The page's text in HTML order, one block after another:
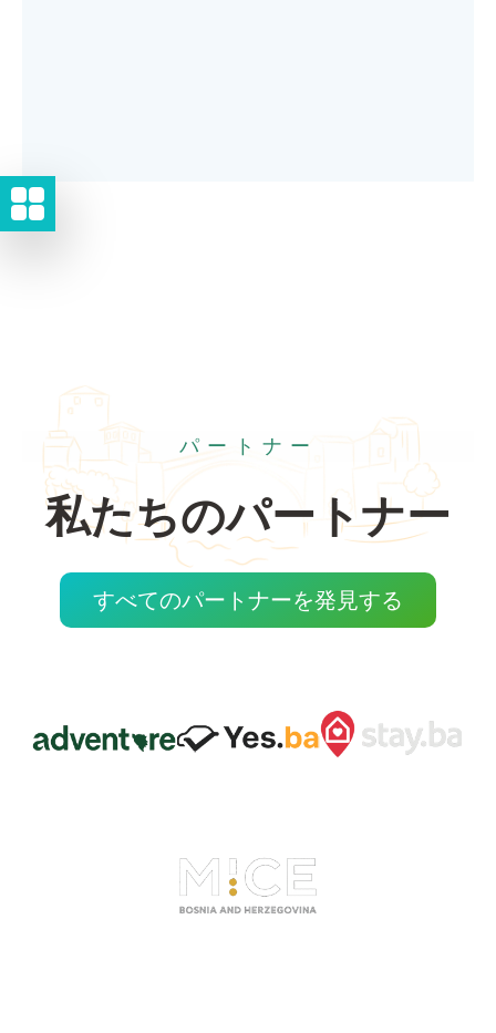
パートナー
私たちのパートナー
すべてのパートナーを発見する